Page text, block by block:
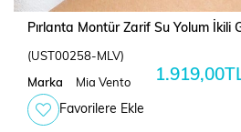
Pırlanta Montür Zarif Su Yolum İkili
(UST00258-MLV)
Marka Mia Vento
Favorilere Ekle